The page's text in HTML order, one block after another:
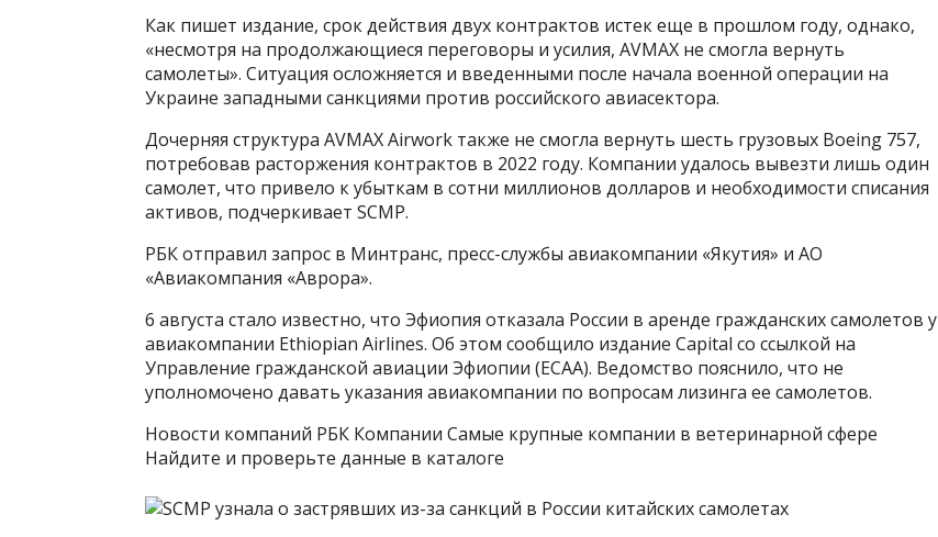
Как пишет издание, срок действия двух контрактов истек еще в прошлом году, однако,
«несмотря на продолжающиеся переговоры и усилия, AVMAX не смогла вернуть
самолеты». Ситуация осложняется и введенными после начала военной операции на
Украине западными санкциями против российского авиасектора.
Дочерняя структура AVMAX Airwork также не смогла вернуть шесть грузовых Boeing 757,
потребовав расторжения контрактов в 2022 году. Компании удалось вывезти лишь один
самолет, что привело к убыткам в сотни миллионов долларов и необходимости списания
активов, подчеркивает SCMP.
РБК отправил запрос в Минтранс, пресс-службы авиакомпании «Якутия» и АО
«Авиакомпания «Аврора».
6 августа стало известно, что Эфиопия отказала России в аренде гражданских самолетов у
авиакомпании Ethiopian Airlines. Об этом сообщило издание Capital со ссылкой на
Управление гражданской авиации Эфиопии (ECAA). Ведомство пояснило, что не
уполномочено давать указания авиакомпании по вопросам лизинга ее самолетов.
Новости компаний РБК Компании Самые крупные компании в ветеринарной сфере
Найдите и проверьте данные в каталоге